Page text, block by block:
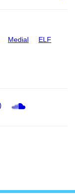
Medial ELF
Podcast